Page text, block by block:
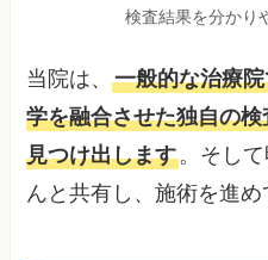
検査結果を分かり
当院は、一般的な治療
学を融合させた独自の
見つけ出します。そし
んと共有し、施術を進め